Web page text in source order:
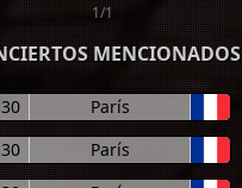
1/1
MENCIONADOS
París
París